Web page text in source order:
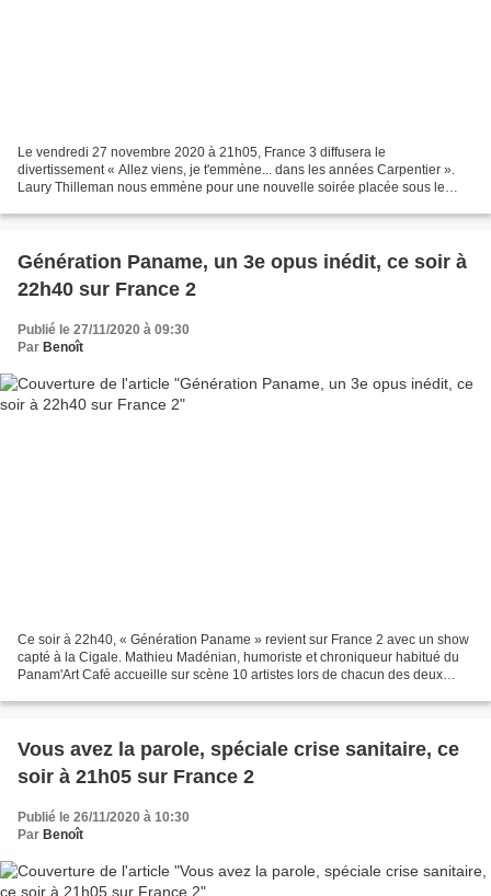
Le vendredi 27 novembre 2020 à 21h05, France 3 diffusera le
divertissement « Allez viens, je t'emmène... dans les années Carpentier ».
Laury Thilleman nous emmène pour une nouvelle soirée placée sous le
Génération Paname, un 3e opus inédit, ce soir à
22h40 sur France 2
Publié le 27/11/2020 à 09:30
Par Benoît
Ce soir à 22h40, « Génération Paname » revient sur France 2 avec un show
capté à la Cigale. Mathieu Madénian, humoriste et chroniqueur habitué du
Panam'Art Café accueille sur scène 10 artistes lors de chacun des deux
Vous avez la parole, spéciale crise sanitaire, ce
soir à 21h05 sur France 2
Publié le 26/11/2020 à 10:30
Par Benoît